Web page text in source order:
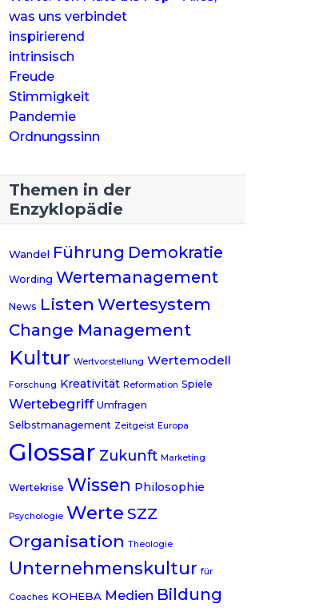
was uns verbindet
inspirierend
intrinsisch
Freude
Stimmigkeit
Pandemie
Ordnungssinn
Themen in der
Enzyklopädie
Wandel Führung Demokratie
Wording Wertemanagement
News Listen Wertesystem
Change Management
Kultur Wertvorstellung Wertemodell
Forschung Kreativität Reformation Spiele
Wertebegriff Umfragen
Selbstmanagement Zeitgeist Europa
Glossar Zukunft Marketing
Wertekrise Wissen Philosophie
Psychologie Werte SZZ
Organisation Theologie
Unternehmenskultur für
Coaches KOHEBA Medien Bildung